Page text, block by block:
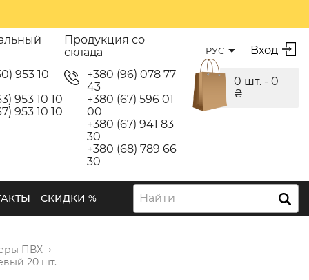
953 10
953 10 10
953 10 10
Продукция со
склада
+380 (96) 078 77
43
+380 (67) 596 01
00
+380 (67) 941 83
30
+380 (68) 789 66
30
РУС Вход
0 шт. - 0
₴
СКИДКИ % Найти
ПВХ →
20 шт.